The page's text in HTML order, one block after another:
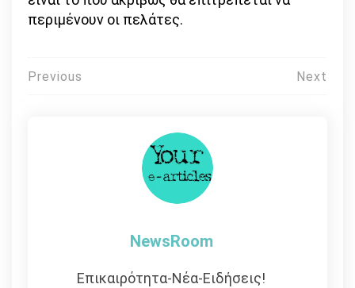
περιμένουν οι πελάτες.
Πλοήγηση
Previous Next
NewsRoom
Επικαιρότητα-Νέα-Ειδήσεις!